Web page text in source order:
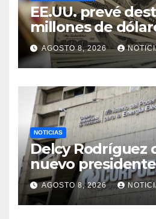
EE.UU. prevé
millones de
Colombia para
de seguridad
AGOSTO 8, 2026
NOTICIAS
Delcy Rodríguez
nuevo
Corpoelec y
viceministro de
Eléctricos
AGOSTO 8, 2026